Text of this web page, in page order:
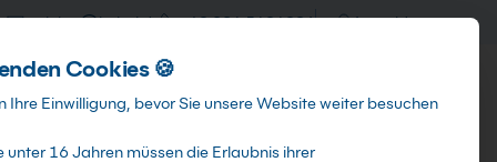
training@kebel.de +49 231 5191986 Anmelden
Info & Services Kontakt
Cookies 🍪
Ihre Einwilligung, bevor Sie unsere Website weiter besuchen
unter 16 Jahren müssen die Erlaubnis ihrer